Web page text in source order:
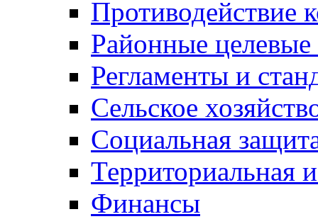
Противодействие
Районные
Регламенты и
Сельское
Социальная
Территориальная
Финансы